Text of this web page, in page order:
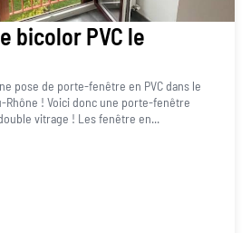
bicolor PVC le
pose de porte-fenêtre en PVC dans le
! Voici donc une porte-fenêtre
vitrage ! Les fenêtre en...